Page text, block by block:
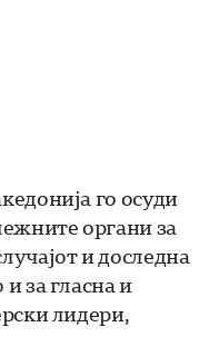
го осуди
органи за
и доследна
за гласна и
лидери,